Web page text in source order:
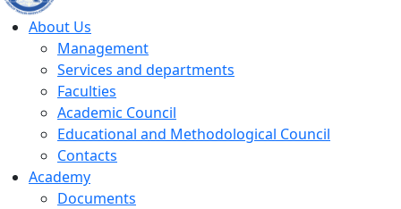
About Us
Management
Services and departments
Faculties
Academic Council
Educational and Methodological Council
Contacts
Academy
Documents